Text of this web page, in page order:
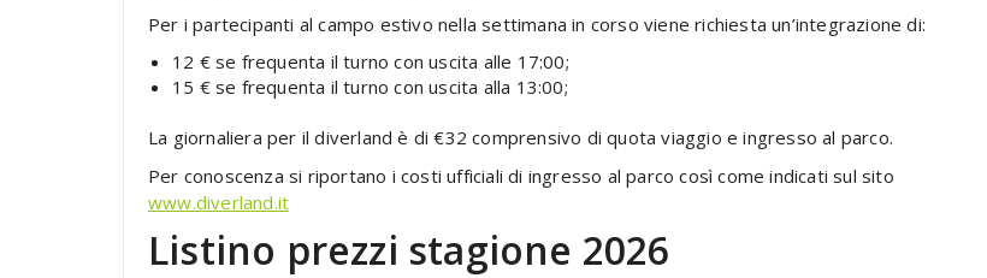
Per i partecipanti al campo estivo nella settimana in corso viene richiesta un’integrazione di:
12 € se frequenta il turno con uscita alle 17:00;
15 € se frequenta il turno con uscita alla 13:00;
La giornaliera per il diverland è di €32 comprensivo di quota viaggio e ingresso al parco.
Per conoscenza si riportano i costi ufficiali di ingresso al parco così come indicati sul sito
www.diverland.it
Listino prezzi stagione 2026